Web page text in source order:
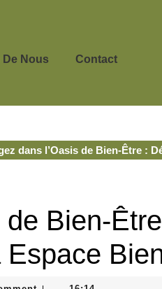
Nous Contact
dans l’Oasis de Bien-Être :
de Bien-